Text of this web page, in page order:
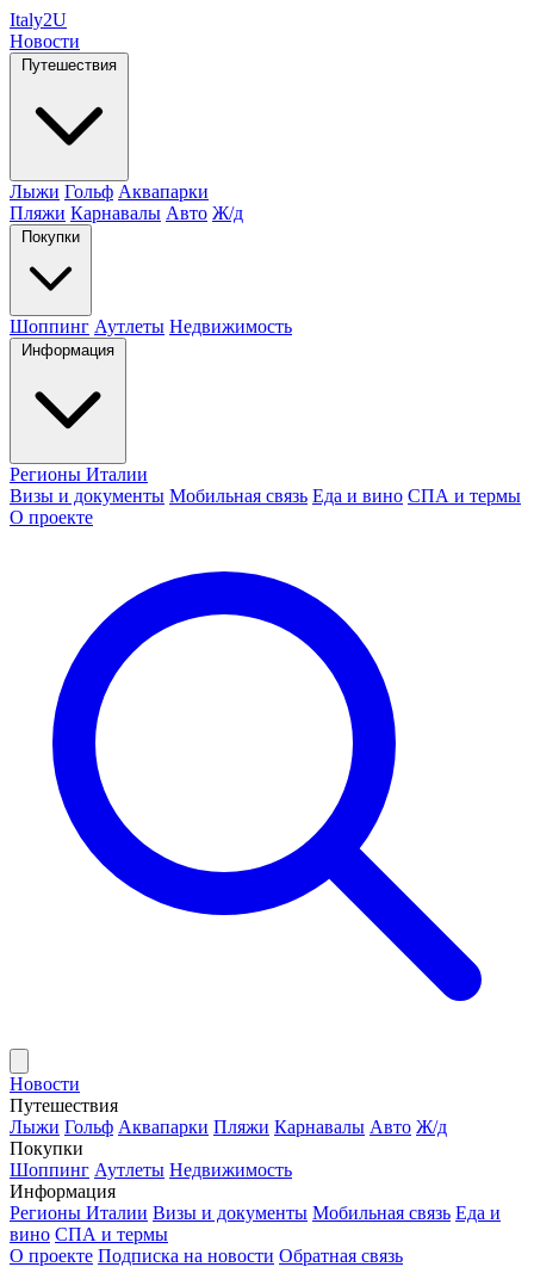
Italy2U
Новости
Путешествия
Лыжи Гольф Аквапарки
Пляжи Карнавалы Авто Ж/д
Покупки
Шоппинг Аутлеты Недвижимость
Информация
Регионы Италии
Визы и документы Мобильная связь Еда и вино СПА и термы
О проекте
Новости
Путешествия
Лыжи Гольф Аквапарки Пляжи Карнавалы Авто Ж/д
Покупки
Шоппинг Аутлеты Недвижимость
Информация
Регионы Италии Визы и документы Мобильная связь Еда и
вино СПА и термы
О проекте Подписка на новости Обратная связь